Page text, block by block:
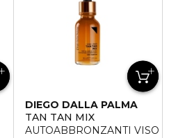
DIEGO DALLA PALMA
TAN TAN MIX
AUTOABBRONZANTI VISO